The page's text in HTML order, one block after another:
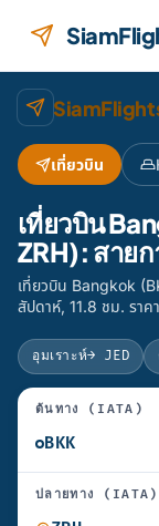
เที่ยวบิน
เที่ยวบิน
ZRH): สาย
เที่ยวบิน Bangkok
สัปดาห์, 11.8 ชม. รา
อุมเราะห์→ JED
ต้นทาง (IATA)
ปลายทาง (IATA)